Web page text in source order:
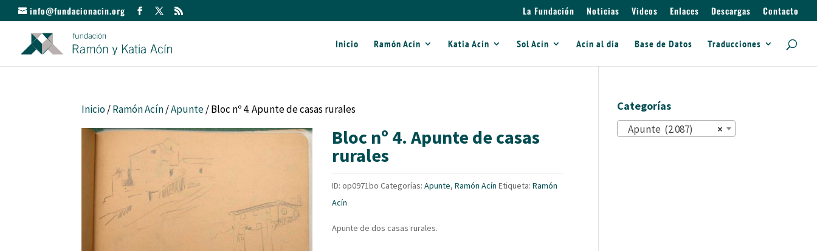
info@fundacionacin.org La Fundación Noticias Videos Enlaces Descargas Contacto
Inicio Ramón Acín Katia Acín Sol Acín Acín al día Base de Datos Traducciones
Inicio/Ramón Acín/Apunte/ Bloc nº 4. Apunte de casas rurales
Bloc nº 4. Apunte de casas
rurales
ID:op0971bo Categorías:Apunte,Ramón Acín Etiqueta:Ramón
Acín
Apunte de dos casas rurales.
Categorías
×
Apunte (2.087)